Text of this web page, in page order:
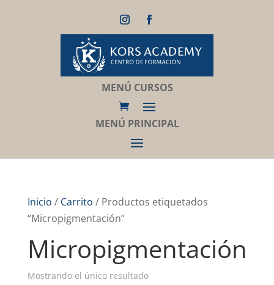
MENÚ CURSOS
MENÚ PRINCIPAL
Inicio / Carrito / Productos etiquetados
“Micropigmentación”
Micropigmentación
Mostrando el único resultado